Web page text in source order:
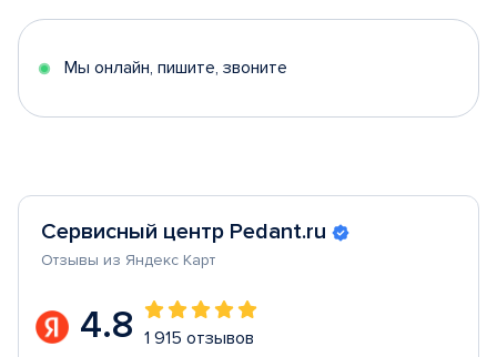
5
Мы онлайн, пишите, звоните
Сервисный центр Pedant.ru
Отзывы из Яндекс Карт
4.8 1 915 отзывов